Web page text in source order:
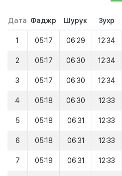
Дата Фаджр Шурук Зухр
1 05:17 06:29 12:34
2 05:17 06:30 12:34
3 05:17 06:30 12:34
4 05:18 06:30 12:33
5 05:18 06:31 12:33
6 05:18 06:31 12:33
7 05:19 06:31 12:33